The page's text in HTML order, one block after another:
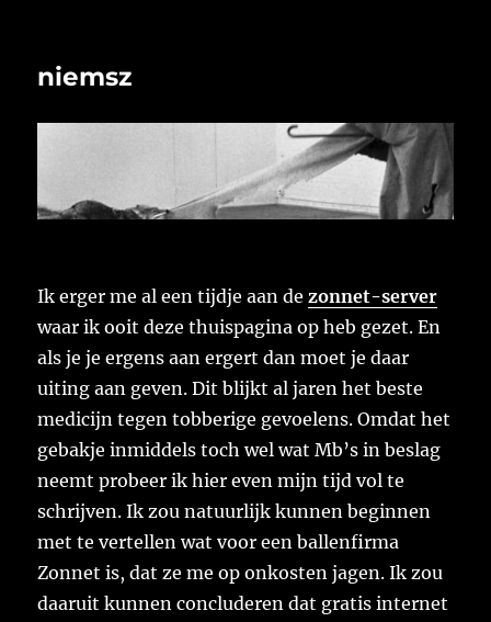
niemsz
Ik erger me al een tijdje aan dezonnet-server
waar ik ooit deze thuispagina op heb gezet. En
als je je ergens aan ergert dan moet je daar
uiting aan geven. Dit blijkt al jaren het beste
medicijn tegen tobberige gevoelens. Omdat het
gebakje inmiddels toch wel wat Mb’s in beslag
neemt probeer ik hier even mijn tijd vol te
schrijven. Ik zou natuurlijk kunnen beginnen
met te vertellen wat voor een ballenfirma
Zonnet is, dat ze me op onkosten jagen. Ik zou
daaruit kunnen concluderen dat gratis internet